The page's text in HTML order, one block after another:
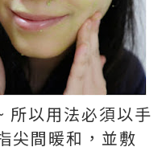
所以用法必須以手
尖間暖和，並敷